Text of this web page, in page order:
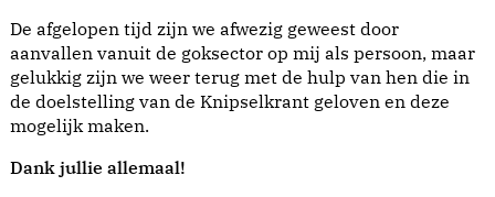
De afgelopen tijd zijn we afwezig geweest door
aanvallen vanuit de goksector op mij als persoon, maar
gelukkig zijn we weer terug met de hulp van hen die in
de doelstelling van de Knipselkrant geloven en deze
mogelijk maken.
Dank jullie allemaal!